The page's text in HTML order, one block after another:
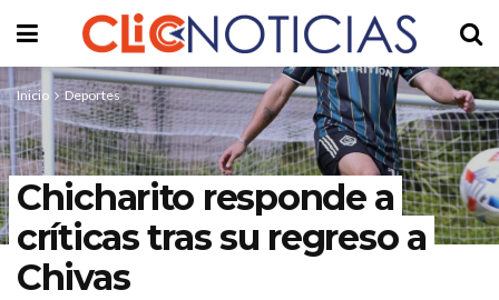
Inicio Deportes
Chicharito responde a
críticas tras su regreso a
Chivas